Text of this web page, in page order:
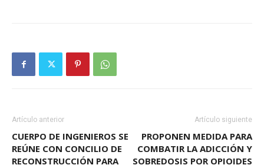
Artículo anterior
CUERPO DE INGENIEROS SE
REÚNE CON CONCILIO DE
RECONSTRUCCIÓN PARA
Artículo siguiente
PROPONEN MEDIDA PARA
COMBATIR LA ADICCIÓN Y
SOBREDOSIS POR OPIOIDES